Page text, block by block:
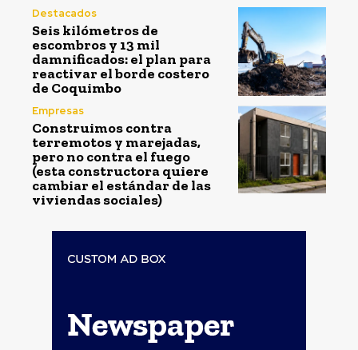
Destacados
Seis kilómetros de
escombros y 13 mil
damnificados: el plan para
reactivar el borde costero
de Coquimbo
Empresas
Construimos contra
terremotos y marejadas,
pero no contra el fuego
(esta constructora quiere
cambiar el estándar de las
viviendas sociales)